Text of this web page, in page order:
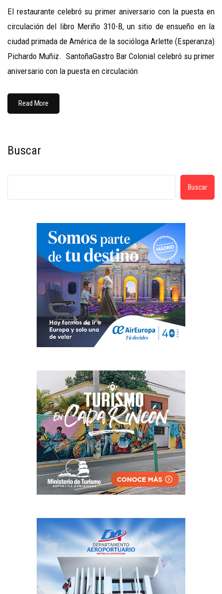
El restaurante celebró su primer aniversario con la puesta en
circulación del libro Meriño 310-B, un sitio de ensueño en la
ciudad primada de América de la socióloga Arlette (Esperanza)
Pichardo Muñiz. SantoñaGastro Bar Colonial celebró su primer
aniversario con la puesta en circulación
Read More
Buscar
Buscar